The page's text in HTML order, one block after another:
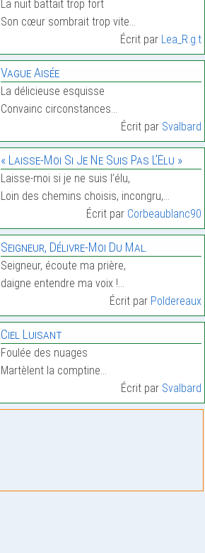
La nuit battait trop fort
Son cœur sombrait trop vite…
Écrit par Lea_R.g.t
Vague Aisée
La délicieuse esquisse
Convainc circonstances…
Écrit par Svalbard
« Laisse-Moi Si Je Ne Suis Pas L’Élu »
Laisse-moi si je ne suis l’élu,
Loin des chemins choisis, incongru,…
Écrit par Corbeaublanc90
Seigneur, Délivre-Moi Du Mal.
Seigneur, écoute ma prière,
daigne entendre ma voix !…
Écrit par Poldereaux
Ciel Luisant
Foulée des nuages
Martèlent la comptine…
Écrit par Svalbard